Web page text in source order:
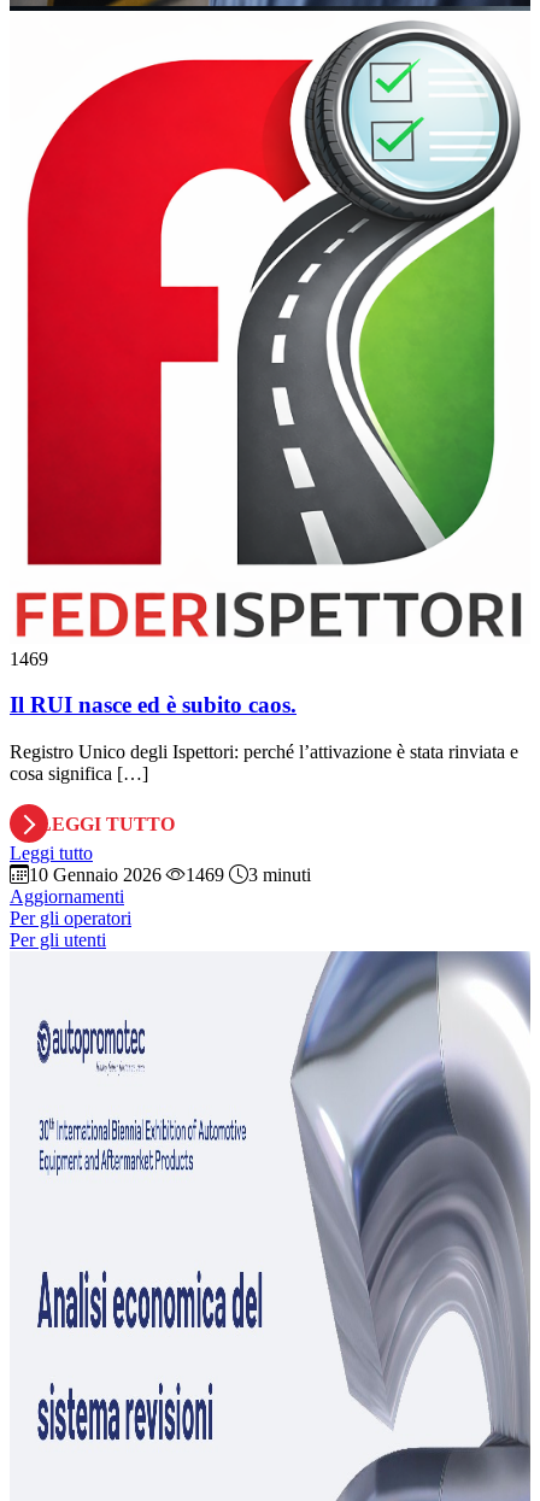
1469
Il RUI nasce ed è subito caos.
Registro Unico degli Ispettori: perché l’attivazione è stata rinviata e
cosa significa […]
LEGGI TUTTO
Leggi tutto
10 Gennaio 2026
1469
3 minuti
Aggiornamenti
Per gli operatori
Per gli utenti